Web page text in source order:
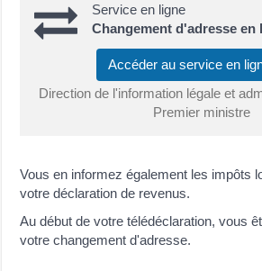
Service en ligne
Changement d'adresse en
Accéder au service en
Direction de l'information légale et
Premier ministre
Vous en informez également les impôts
votre déclaration de revenus.
Au début de votre télédéclaration, vous
votre changement d'adresse.